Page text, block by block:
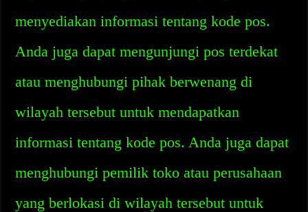
menyediakan informasi tentang kode pos.
Anda juga dapat mengunjungi pos terdekat
atau menghubungi pihak berwenang di
wilayah tersebut untuk mendapatkan
informasi tentang kode pos. Anda juga dapat
menghubungi pemilik toko atau perusahaan
yang berlokasi di wilayah tersebut untuk